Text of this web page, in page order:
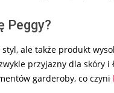
Peggy?
ale także produkt
przyjazny dla
garderoby, co czyni